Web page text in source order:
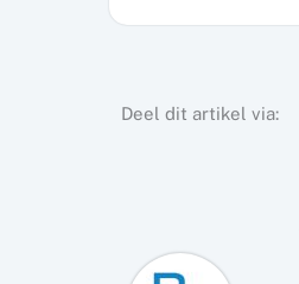
Deel dit artikel via: